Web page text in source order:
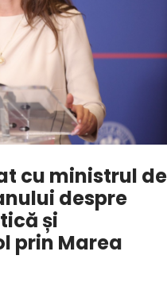
cu ministrul de
despre
și
prin Marea